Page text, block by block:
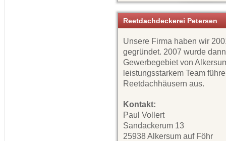
Reetdachdeckerei Petersen
Unsere Firma haben wir
gegründet. 2007 wurde
Gewerbegebiet von
leistungsstarkem Team
Reetdachhäusern aus.
Kontakt:
Paul Vollert
Sandackerum 13
25938 Alkersum auf Föhr